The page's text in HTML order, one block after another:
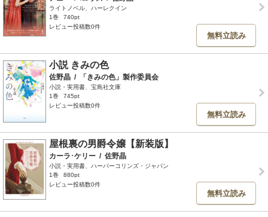
ライトノベル、ハーレクイン
1巻
740pt
レビュー投稿数0件
無料立読み
小説 きみの色
佐野晶 / 「きみの色」製作委員会
小説・実用書、宝島社文庫
1巻
745pt
レビュー投稿数0件
無料立読み
屋根裏の男爵令嬢【新装版】
カーラ･ケリー / 佐野晶
小説・実用書、ハーパーコリンズ・ジャパン
1巻
880pt
レビュー投稿数0件
無料立読み